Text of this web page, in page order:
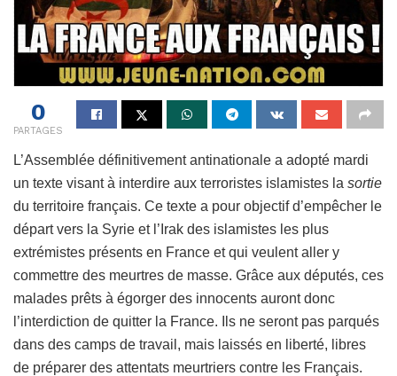
0
PARTAGES
L’Assemblée définitivement antinationale a adopté mardi
un texte visant à interdire aux terroristes islamistes la sortie
du territoire français. Ce texte a pour objectif d’empêcher le
départ vers la Syrie et l’Irak des islamistes les plus
extrémistes présents en France et qui veulent aller y
commettre des meurtres de masse. Grâce aux députés, ces
malades prêts à égorger des innocents auront donc
l’interdiction de quitter la France. Ils ne seront pas parqués
dans des camps de travail, mais laissés en liberté, libres
de préparer des attentats meurtriers contre les Français.